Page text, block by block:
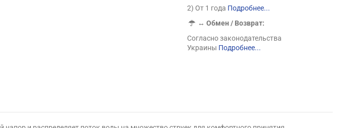
2) От 1 года Подробнее...
↔Обмен / Возврат:
Согласно законодательства
Украины Подробнее...